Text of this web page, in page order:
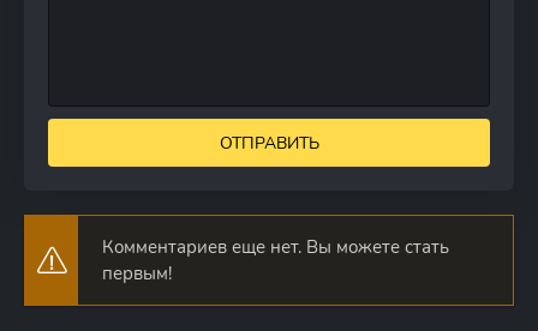
ОТПРАВИТЬ
Комментариев еще нет. Вы можете стать
первым!